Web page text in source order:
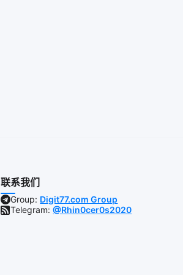
联系我们
Group: Digit77.com Group
Telegram:@Rhin0cer0s2020